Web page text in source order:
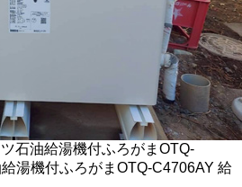
石油給湯機付ふろがまOTQ-
湯機付ふろがまOTQ-C4706AY 給